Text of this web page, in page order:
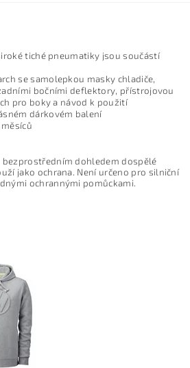
tiché pneumatiky jsou součástí
se samolepkou masky chladiče,
bočními deflektory, přístrojovou
pro boky a návod k použití
dárkovém balení
bezprostředním dohledem dospělé
jako ochrana. Není určeno pro silniční
ochrannými pomůckami.